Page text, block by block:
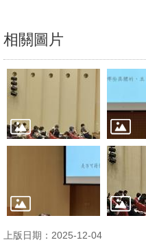
&
學
輔
款
資
源
與
相關圖片
上版日期：2025-12-04